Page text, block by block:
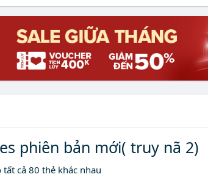
phiên bản mới( truy nã 2)
cả 80 thẻ khác nhau